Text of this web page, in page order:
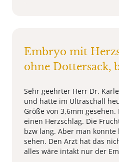
Embryo mit
ohne Dottersack,
Sehr geehrter Herr Dr.
und hatte im Ultraschall
Größe von 3,6mm
einen Herzschlag. Die
bzw lang. Aber man konnte
sehen. Den Arzt hat das
alles wäre intakt nur der